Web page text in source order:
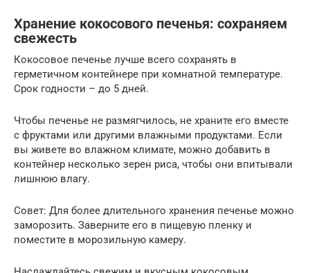
Хранение кокосового печенья: сохраняем
свежесть
Кокосовое печенье лучше всего сохранять в
герметичном контейнере при комнатной температуре.
Срок годности – до 5 дней.
Чтобы печенье не размягчилось, не храните его вместе
с фруктами или другими влажными продуктами. Если
вы живете во влажном климате, можно добавить в
контейнер несколько зерен риса, чтобы они впитывали
лишнюю влагу.
Совет: Для более длительного хранения печенье можно
заморозить. Заверните его в пищевую пленку и
поместите в морозильную камеру.